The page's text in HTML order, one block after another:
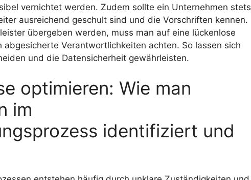
vernichtet werden. Zudem sollte ein Unternehmen stets
ausreichend geschult sind und die Vorschriften kennen.
übergeben werden, muss man auf eine lückenlose
Verantwortlichkeiten achten. So lassen sich
und die Datensicherheit gewährleisten.
optimieren: Wie man
im
identifiziert und